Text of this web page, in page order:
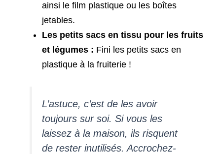
ainsi le film plastique ou les boîtes
jetables.
Les petits sacs en tissu pour les fruits
et légumes : Fini les petits sacs en
plastique à la fruiterie !
L’astuce, c’est de les avoir
toujours sur soi. Si vous les
laissez à la maison, ils risquent
de rester inutilisés. Accrochez-